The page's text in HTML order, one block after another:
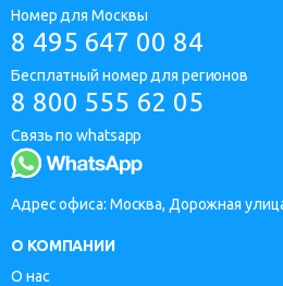
Номер для Москвы
8 495 647 00 84
Бесплатный номер для регионов
8 800 555 62 05
Связь по whatsapp
Адрес офиса: Москва, Дорожная
О КОМПАНИИ
О нас